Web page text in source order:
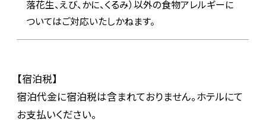
落花生、えび、かに、くるみ）以外の食物アレルギーに
ついてはご対応いたしかねます。
【宿泊税】
宿泊代金に宿泊税は含まれておりません。ホテルにて
お支払いください。